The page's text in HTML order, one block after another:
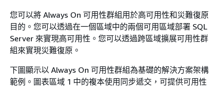
您可以將 Always On 可用性群組用於高可用性和災難復原
目的。您可以透過在一個區域中的兩個可用區域部署 SQL
Server 來實現高可用性。您可以透過跨區域擴展可用性群
組來實現災難復原。
下圖顯示以 Always On 可用性群組為基礎的解決方案架構
範例。圖表區域 1 中的複本使用同步遞交，可提供可用性